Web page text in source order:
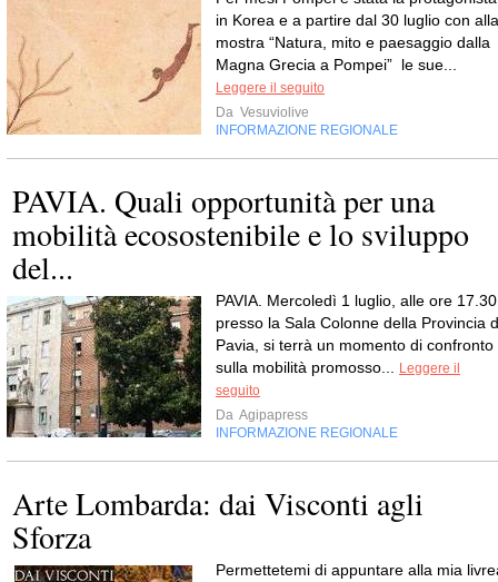
in Korea e a partire dal 30 luglio con alla
mostra “Natura, mito e paesaggio dalla
Magna Grecia a Pompei” le sue...
Leggere il seguito
Da Vesuviolive
INFORMAZIONE REGIONALE
PAVIA. Quali opportunità per una
mobilità ecosostenibile e lo sviluppo
del...
PAVIA. Mercoledì 1 luglio, alle ore
presso la Sala Colonne della Provincia
Pavia, si terrà un momento di confronto
sulla mobilità promosso... Leggere il
seguito
Da Agipapress
INFORMAZIONE REGIONALE
Arte Lombarda: dai Visconti agli
Sforza
Permettetemi di appuntare alla mia